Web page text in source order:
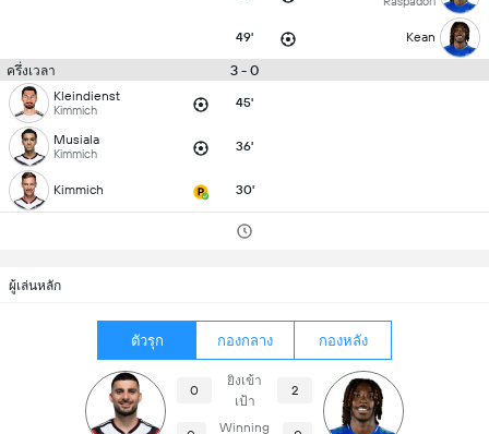
49' Kean
ครึ่งเวลา 3 - 0
Kleindienst
Kimmich 45'
Musiala
Kimmich 36'
Kimmich 30'
ผู้เล่นหลัก
ตัวรุก กองกลาง กองหลัง
0
ยิงเข้า
เป้า
2
Winning